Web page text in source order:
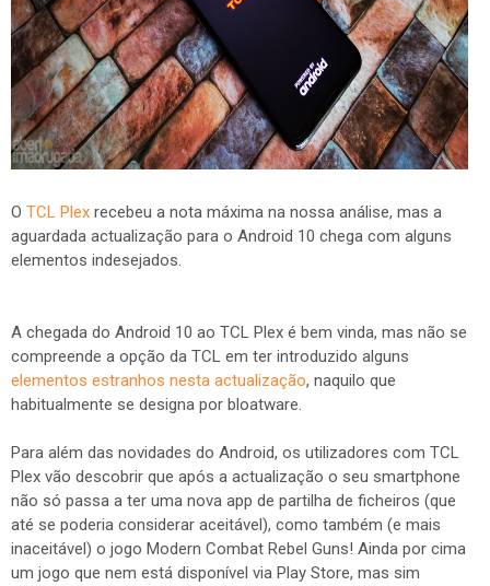
O TCL Plex recebeu a nota máxima na nossa análise, mas a
aguardada actualização para o Android 10 chega com alguns
elementos indesejados.
A chegada do Android 10 ao TCL Plex é bem vinda, mas não se
compreende a opção da TCL em ter introduzido alguns
elementos estranhos nesta actualização, naquilo que
habitualmente se designa por bloatware.
Para além das novidades do Android, os utilizadores com TCL
Plex vão descobrir que após a actualização o seu smartphone
não só passa a ter uma nova app de partilha de ficheiros (que
até se poderia considerar aceitável), como também (e mais
inaceitável) o jogo Modern Combat Rebel Guns! Ainda por cima
um jogo que nem está disponível via Play Store, mas sim